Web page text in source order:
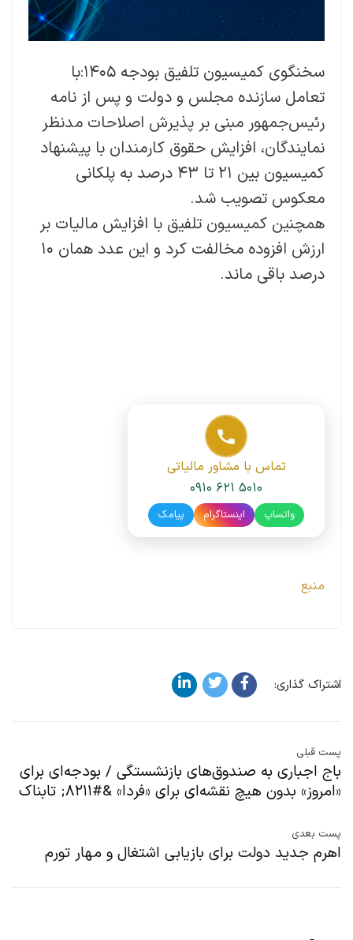
سخنگوی کمیسیون تلفیق بودجه ۱۴۰۵:با
تعامل سازنده مجلس و دولت و پس از نامه
رئیس‌جمهور مبنی بر پذیرش اصلاحات مدنظر
نمایندگان، افزایش حقوق کارمندان با پیشنهاد
کمیسیون بین ۲۱ تا ۴۳ درصد به پلکانی
معکوس تصویب شد.
همچنین کمیسیون تلفیق با افزایش مالیات بر
ارزش افزوده مخالفت کرد و این عدد همان ۱۰
درصد باقی ماند.
تماس با مشاور مالیاتی
۰۹۱۰ ۶۲۱ ۵۰۱۰
واتساپ اینستاگرام پیامک
منبع
اشتراک گذاری:
پست قبلی
باج اجباری به صندوق‌های بازنشستگی / بودجه‌ای برای
«امروز» بدون هیچ نقشه‌ای برای «فردا» &#۸۲۱۱; تابناک
پست بعدی
اهرم جدید دولت برای بازیابی اشتغال و مهار تورم